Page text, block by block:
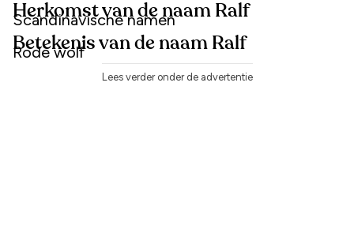
Herkomst van de naam Ralf
Scandinavische namen
Betekenis van de naam Ralf
Rode wolf
Lees verder onder de advertentie